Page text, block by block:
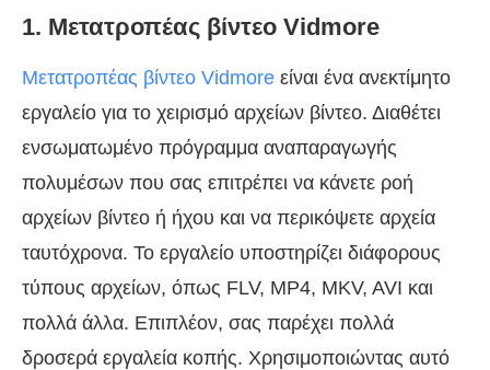
1. Μετατροπέας βίντεο Vidmore
Μετατροπέας βίντεο Vidmore είναι ένα ανεκτίμητο
εργαλείο για το χειρισμό αρχείων βίντεο. Διαθέτει
ενσωματωμένο πρόγραμμα αναπαραγωγής
πολυμέσων που σας επιτρέπει να κάνετε ροή
αρχείων βίντεο ή ήχου και να περικόψετε αρχεία
ταυτόχρονα. Το εργαλείο υποστηρίζει διάφορους
τύπους αρχείων, όπως FLV, MP4, MKV, AVI και
πολλά άλλα. Επιπλέον, σας παρέχει πολλά
δροσερά εργαλεία κοπής. Χρησιμοποιώντας αυτό